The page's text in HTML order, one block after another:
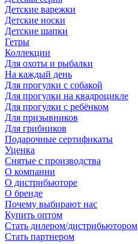
Детские варежки
Детские носки
Детские шапки
Гетры
Коллекции
Для охоты и рыбалки
На каждый день
Для прогулки с собакой
Для прогулки на квадроцикле
Для прогулки с ребёнком
Для призывников
Для грибников
Подарочные сертификаты
Уценка
Снятые с производства
О компании
О дистрибьюторе
О бренде
Почему выбирают нас
Купить оптом
Стать дилером/дистрибьютором
Стать партнером